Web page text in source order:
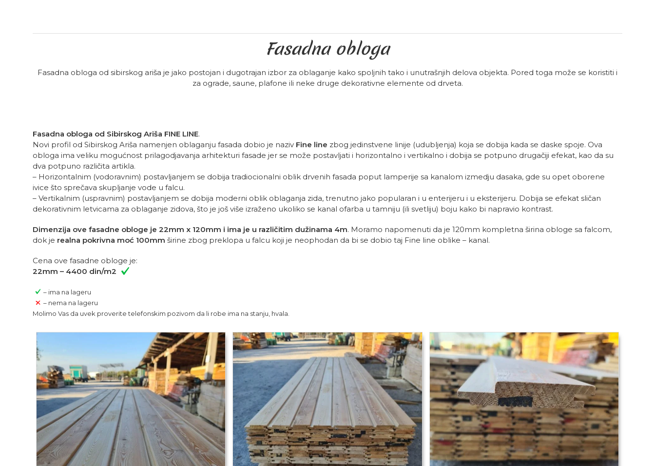
Fasadna obloga
Fasadna obloga od sibirskog ariša je jako postojan i dugotrajan izbor za oblaganje kako spoljnih tako i unutrašnjih delova objekta. Pored toga može se koristiti i
za ograde, saune, plafone ili neke druge dekorativne elemente od drveta.
Fasadna obloga od Sibirskog Ariša FINE LINE.
Novi profil od Sibirskog Ariša namenjen oblaganju fasada dobio je naziv Fine line zbog jedinstvene linije (udubljenja) koja se dobija kada se daske spoje. Ova
obloga ima veliku mogućnost prilagodjavanja arhitekturi fasade jer se može postavljati i horizontalno i vertikalno i dobija se potpuno drugačiji efekat, kao da su
dva potpuno različita artikla.
– Horizontalnim (vodoravnim) postavljanjem se dobija tradiocionalni oblik drvenih fasada poput lamperije sa kanalom izmedju dasaka, gde su opet oborene
ivice što sprečava skupljanje vode u falcu.
– Vertikalnim (uspravnim) postavljanjem se dobija moderni oblik oblaganja zida, trenutno jako popularan i u enterijeru i u eksterijeru. Dobija se efekat sličan
dekorativnim letvicama za oblaganje zidova, što je još više izraženo ukoliko se kanal ofarba u tamniju (ili svetliju) boju kako bi napravio kontrast.
Dimenzija ove fasadne obloge je 22mm x 120mm i ima je u različitim dužinama 4m. Moramo napomenuti da je 120mm kompletna širina obloge sa falcom,
dok je realna pokrivna moć 100mm širine zbog preklopa u falcu koji je neophodan da bi se dobio taj Fine line oblike – kanal.
Cena ove fasadne obloge je:
22mm – 4400 din/m2
– ima na lageru
– nema na lageru
Molimo Vas da uvek proverite telefonskim pozivom da li robe ima na stanju, hvala.